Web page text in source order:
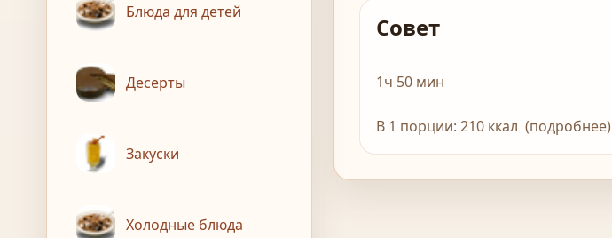
Блюда для детей
Десерты
Закуски
Холодные блюда
Совет
1ч 50 мин
В 1 порции: 210 ккал (подробнее)